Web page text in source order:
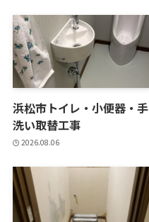
浜松市トイレ・小便器・手
洗い取替工事
2026.08.06